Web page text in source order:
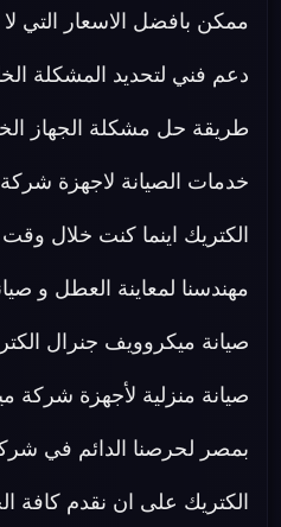
ممكن بافضل الاسعار التي
دعم فني لتحديد المشكلة
طريقة حل مشكلة الجهاز
خدمات الصيانة لاجهزة
الكتريك اينما كنت خلال
مهندسنا لمعاينة العطل و
صيانة ميكروويف جنرال
صيانة منزلية لأجهزة شركة
بمصر لحرصنا الدائم في
الكتريك على ان نقدم كافة